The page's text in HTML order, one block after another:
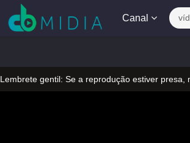
Canal
Lembrete gentil: Se a reprodução estiver presa,